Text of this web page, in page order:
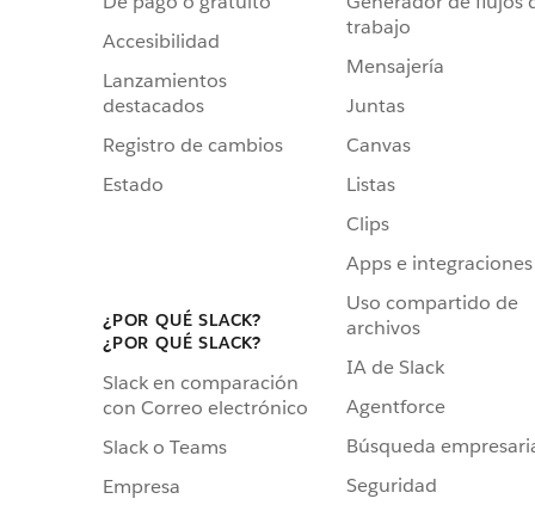
Accesibilidad
Lanzamientos
destacados
Registro de cambios
Estado
¿POR QUÉ SLACK?
¿POR QUÉ SLACK?
Slack en comparación
con Correo electrónico
Slack o Teams
Empresa
trabajo
Mensajería
Juntas
Canvas
Listas
Clips
Apps e integraciones
Uso compartido de
archivos
IA de Slack
Agentforce
Búsqueda
Seguridad